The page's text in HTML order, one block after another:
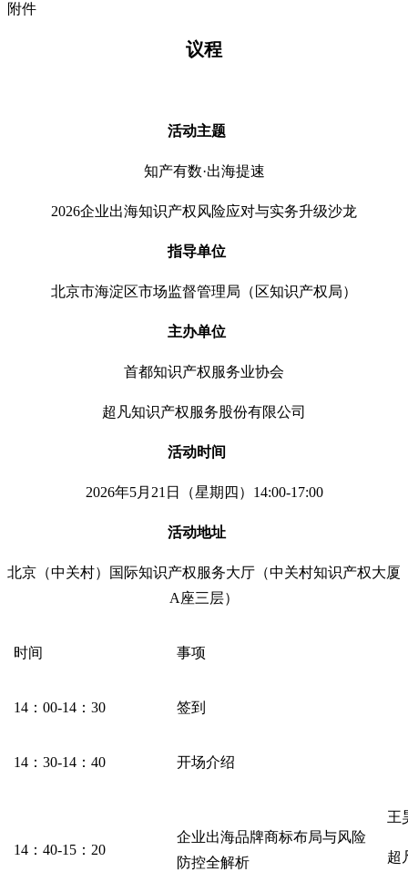
附件
议程
活动主题
知产有数·出海提速
2026企业出海知识产权风险应对与实务升级沙龙
指导单位
北京市海淀区市场监督管理局（区知识产权局）
主办单位
首都知识产权服务业协会
超凡知识产权服务股份有限公司
活动时间
2026年5月21日（星期四）14:00-17:00
活动地址
北京（中关村）国际知识产权服务大厅（中关村知识产权大厦
A座三层）
时间 事项
14：00-14：30 签到
14：30-14：40 开场介绍
14：40-15：20
企业出海品牌商标布局与风险
防控全解析
王
超